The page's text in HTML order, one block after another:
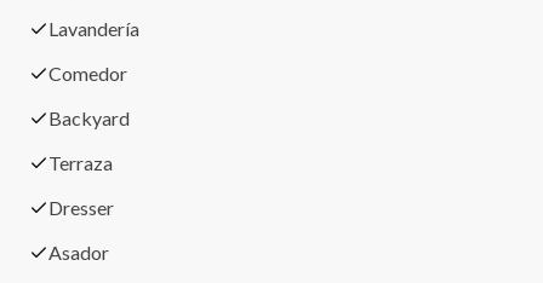
Lavandería
Comedor
Backyard
Terraza
Dresser
Asador